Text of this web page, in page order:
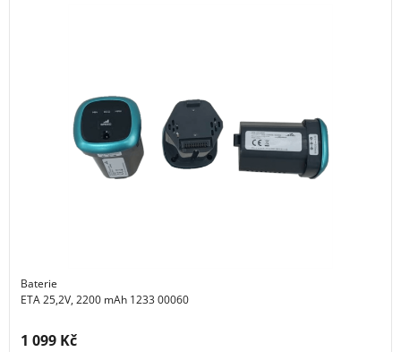
Baterie
ETA 25,2V, 2200 mAh 1233 00060
Cena s DPH:
1 099 Kč